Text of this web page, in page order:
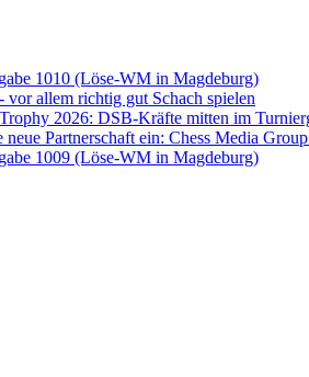
1010 (Löse-WM in Magdeburg)
vor allem richtig gut Schach spielen
Trophy 2026: DSB-Kräfte mitten im
Partnerschaft ein: Chess Media
1009 (Löse-WM in Magdeburg)